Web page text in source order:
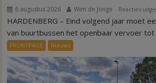
6 augustus 2026 Wim de Jonge Reacties
HARDENBERG – Eind volgend jaar moet
van buurtbussen het openbaar vervoer tot
FRONTPAGE Nieuws